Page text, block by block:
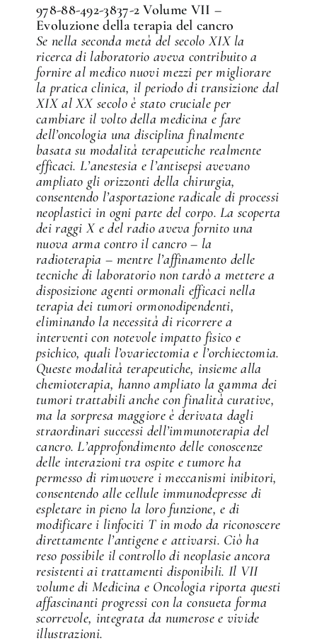
978-88-492-3837-2 Volume VII –
Evoluzione della terapia del cancro
Se nella seconda metà del secolo XIX la
ricerca di laboratorio aveva contribuito a
fornire al medico nuovi mezzi per migliorare
la pratica clinica, il periodo di transizione dal
XIX al XX secolo è stato cruciale per
cambiare il volto della medicina e fare
dell’oncologia una disciplina finalmente
basata su modalità terapeutiche realmente
efficaci. L’anestesia e l’antisepsi avevano
ampliato gli orizzonti della chirurgia,
consentendo l’asportazione radicale di processi
neoplastici in ogni parte del corpo. La scoperta
dei raggi X e del radio aveva fornito una
nuova arma contro il cancro – la
radioterapia – mentre l’affinamento delle
tecniche di laboratorio non tardò a mettere a
disposizione agenti ormonali efficaci nella
terapia dei tumori ormonodipendenti,
eliminando la necessità di ricorrere a
interventi con notevole impatto fisico e
psichico, quali l’ovariectomia e l’orchiectomia.
Queste modalità terapeutiche, insieme alla
chemioterapia, hanno ampliato la gamma dei
tumori trattabili anche con finalità curative,
ma la sorpresa maggiore è derivata dagli
straordinari successi dell’immunoterapia del
cancro. L’approfondimento delle conoscenze
delle interazioni tra ospite e tumore ha
permesso di rimuovere i meccanismi inibitori,
consentendo alle cellule immunodepresse di
espletare in pieno la loro funzione, e di
modificare i linfociti T in modo da riconoscere
direttamente l’antigene e attivarsi. Ciò ha
reso possibile il controllo di neoplasie ancora
resistenti ai trattamenti disponibili. Il VII
volume di Medicina e Oncologia riporta questi
affascinanti progressi con la consueta forma
scorrevole, integrata da numerose e vivide
illustrazioni.